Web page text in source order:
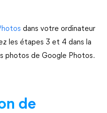
dans votre ordinateur
les étapes 3 et 4 dans la
photos de Google Photos.
de